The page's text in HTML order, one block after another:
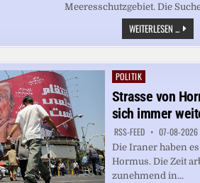
Meeresschutzgebiet. Die
WEITERLESEN ... EIN
TANKER,
ÖL
ANGST
VOR
EINER
Posted
in
POLITIK
Strasse von
sich immer
RSS-FEED 07-08-2026
Die Iraner haben
Hormus. Die Zeit
zunehmend in...